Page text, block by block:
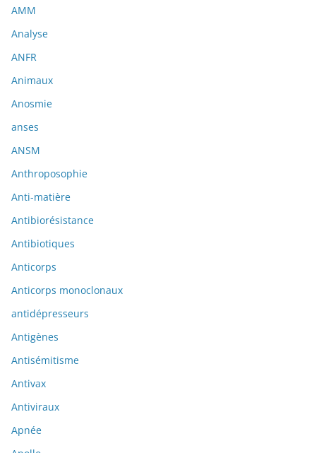
AMM
Analyse
ANFR
Animaux
Anosmie
anses
ANSM
Anthroposophie
Anti-matière
Antibiorésistance
Antibiotiques
Anticorps
Anticorps monoclonaux
antidépresseurs
Antigènes
Antisémitisme
Antivax
Antiviraux
Apnée